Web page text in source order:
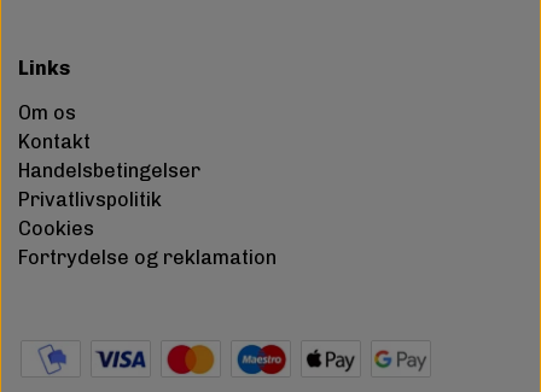
Links
Om os
Kontakt
Handelsbetingelser
Privatlivspolitik
Cookies
Fortrydelse og reklamation